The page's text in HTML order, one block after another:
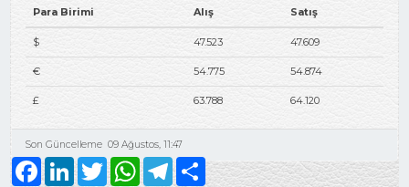
Para Birimi Alış Satış
$ 47.523 47.609
€ 54.775 54.874
£ 63.788 64.120
Son Güncelleme 09 Ağustos, 11:47
FacebookLinkedInTwitterWhatsAppTelegramShare